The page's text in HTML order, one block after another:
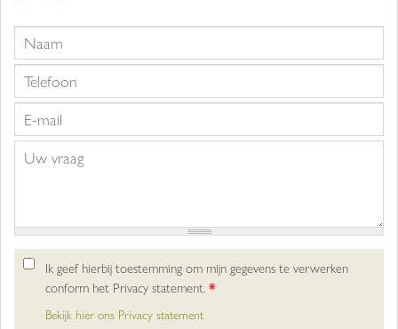
Ik geef hierbij toestemming om mijn gegevens te verwerken
conform het Privacy statement.*
Bekijk hier ons Privacy statement